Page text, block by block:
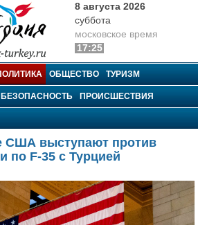
8 августа 2026
суббота
московское время
17:25
ОБЩЕСТВО ТУРИЗМ
БЕЗОПАСНОСТЬ ПРОИСШЕСТВИЯ
США выступают против
по F-35 с Турцией